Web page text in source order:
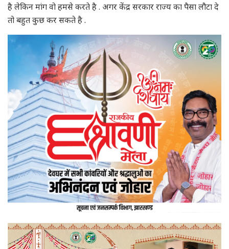
है लेकिन मांग वो हमसे करते है . अगर केंद्र सरकार राज्य का पैसा लौटा दे
तो बहुत कुछ कर सकते है .